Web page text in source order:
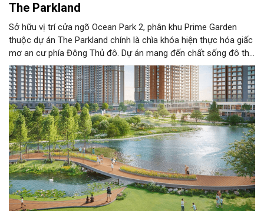
The Parkland
Sở hữu vị trí cửa ngõ Ocean Park 2, phân khu Prime Garden
thuộc dự án The Parkland chính là chìa khóa hiện thực hóa giấc
mơ an cư phía Đông Thủ đô. Dự án mang đến chất sống đô thị
đích thực với đặc quyền “3 tầng” trải nghiệm hoàn chỉnh: Hệ
sinh thái đại đô thị Ocean City, tiện ích The Parkland, song hành
cùng đặc quyền chỉ có tại Prime Garden.